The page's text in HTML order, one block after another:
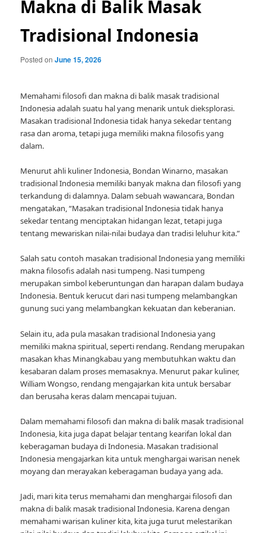
Makna di Balik Masak
Tradisional Indonesia
Posted onJune 15, 2026
Memahami filosofi dan makna di balik masak tradisional
Indonesia adalah suatu hal yang menarik untuk dieksplorasi.
Masakan tradisional Indonesia tidak hanya sekedar tentang
rasa dan aroma, tetapi juga memiliki makna filosofis yang
dalam.
Menurut ahli kuliner Indonesia, Bondan Winarno, masakan
tradisional Indonesia memiliki banyak makna dan filosofi yang
terkandung di dalamnya. Dalam sebuah wawancara, Bondan
mengatakan, “Masakan tradisional Indonesia tidak hanya
sekedar tentang menciptakan hidangan lezat, tetapi juga
tentang mewariskan nilai-nilai budaya dan tradisi leluhur kita.”
Salah satu contoh masakan tradisional Indonesia yang memiliki
makna filosofis adalah nasi tumpeng. Nasi tumpeng
merupakan simbol keberuntungan dan harapan dalam budaya
Indonesia. Bentuk kerucut dari nasi tumpeng melambangkan
gunung suci yang melambangkan kekuatan dan keberanian.
Selain itu, ada pula masakan tradisional Indonesia yang
memiliki makna spiritual, seperti rendang. Rendang merupakan
masakan khas Minangkabau yang membutuhkan waktu dan
kesabaran dalam proses memasaknya. Menurut pakar kuliner,
William Wongso, rendang mengajarkan kita untuk bersabar
dan berusaha keras dalam mencapai tujuan.
Dalam memahami filosofi dan makna di balik masak tradisional
Indonesia, kita juga dapat belajar tentang kearifan lokal dan
keberagaman budaya di Indonesia. Masakan tradisional
Indonesia mengajarkan kita untuk menghargai warisan nenek
moyang dan merayakan keberagaman budaya yang ada.
Jadi, mari kita terus memahami dan menghargai filosofi dan
makna di balik masak tradisional Indonesia. Karena dengan
memahami warisan kuliner kita, kita juga turut melestarikan